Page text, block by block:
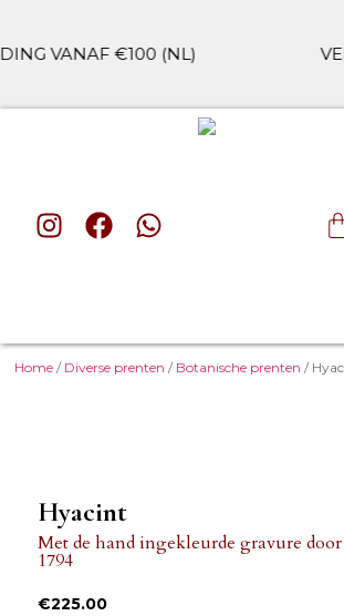
VANAF €100 (NL)
Home / Diverse prenten / Botanische prenten /
Hyacint
Met de hand ingekleurde gravure
1794
€225.00